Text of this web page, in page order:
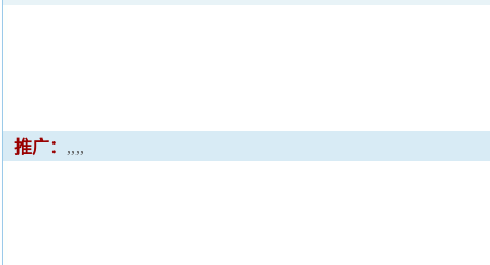
推广： ,,,,